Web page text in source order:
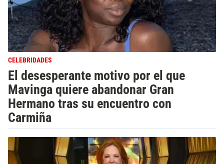
CELEBRIDADES
El desesperante motivo por el que
Mavinga quiere abandonar Gran
Hermano tras su encuentro con
Carmiña